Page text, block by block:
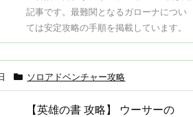
記事です。最難関となるガローナについ
ては安定攻略の手順を掲載しています。
ソロアドベンチャー攻略
【英雄の書 攻略】 ウーサーの